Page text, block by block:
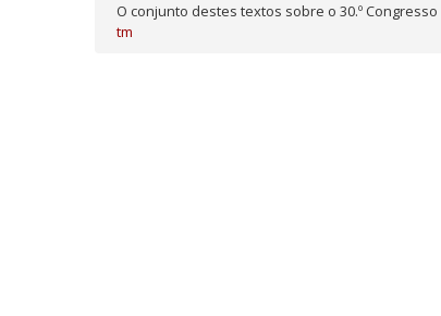
O conjunto destes textos sobre o 30.º
tm